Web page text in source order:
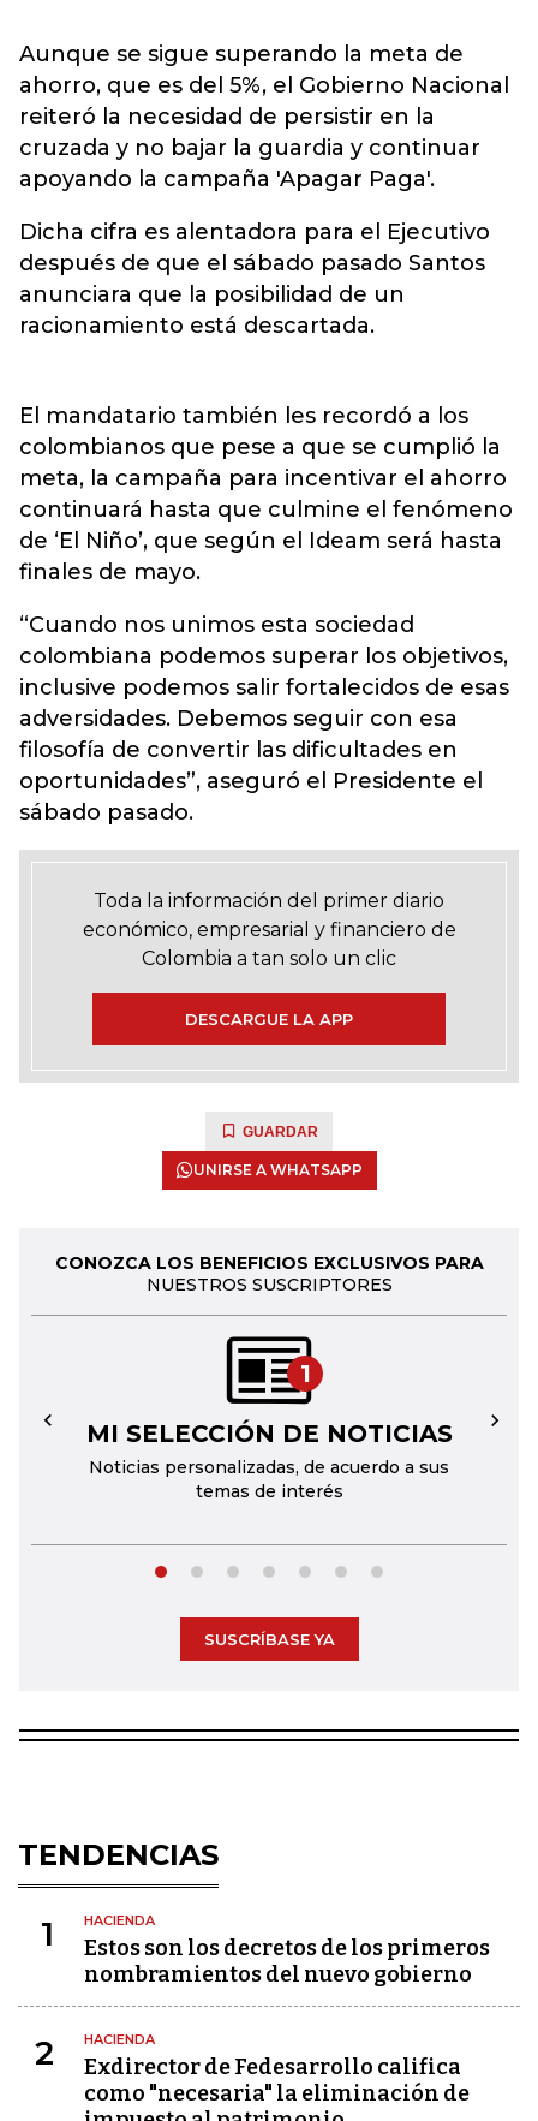
Aunque se sigue superando la meta de
ahorro, que es del 5%, el Gobierno Nacional
reiteró la necesidad de persistir en la
cruzada y no bajar la guardia y continuar
apoyando la campaña 'Apagar Paga'.
Dicha cifra es alentadora para el Ejecutivo
después de que el sábado pasado Santos
anunciara que la posibilidad de un
racionamiento está descartada.
El mandatario también les recordó a los
colombianos que pese a que se cumplió la
meta, la campaña para incentivar el ahorro
continuará hasta que culmine el fenómeno
de ‘El Niño’, que según el Ideam será hasta
finales de mayo.
“Cuando nos unimos esta sociedad
colombiana podemos superar los objetivos,
inclusive podemos salir fortalecidos de esas
adversidades. Debemos seguir con esa
filosofía de convertir las dificultades en
oportunidades”, aseguró el Presidente el
sábado pasado.
Toda la información del primer diario
económico, empresarial y financiero de
Colombia a tan solo un clic
DESCARGUE LA APP
GUARDAR
UNIRSE A WHATSAPP
CONOZCA LOS BENEFICIOS EXCLUSIVOS PARA
NUESTROS SUSCRIPTORES
1
MI SELECCIÓN DE NOTICIAS
Noticias personalizadas, de acuerdo a sus
temas de interés
← →
SUSCRÍBASE YA
TENDENCIAS
1 HACIENDA
Estos son los decretos de los primeros
nombramientos del nuevo gobierno
2 HACIENDA
Exdirector de Fedesarrollo califica
como "necesaria" la eliminación de